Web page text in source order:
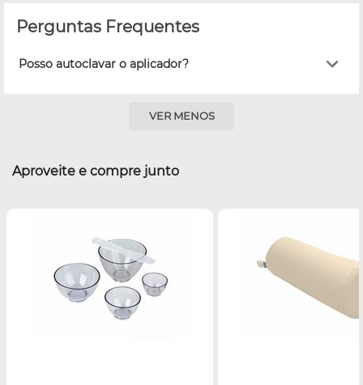
Perguntas Frequentes
Posso autoclavar o aplicador?
VER MENOS
Aproveite e compre junto